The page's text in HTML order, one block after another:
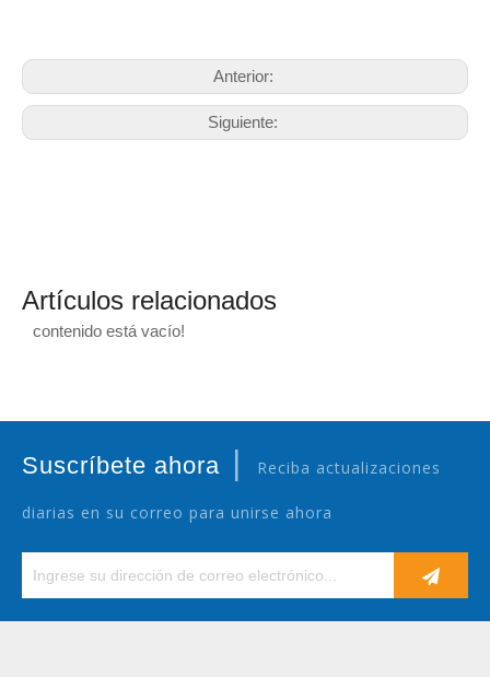
Anterior:
Siguiente:
Artículos relacionados
contenido está vacío!
Suscríbete ahora | Reciba actualizaciones
diarias en su correo para unirse ahora